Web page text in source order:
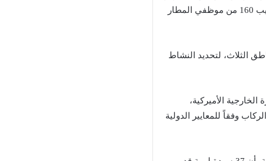
الليبيين بتدريب المزيد من زملائهم في أمن المطارات، فقام المدربون الليبيون إلى حد الآن بتدريب 160 من موظفي المطار
مطارات دولية في كافة المناطق الثلاث، لتحديد النشاط
مع وزارة الخارجية الأميركية،
وفقاً للمعايير الدولية